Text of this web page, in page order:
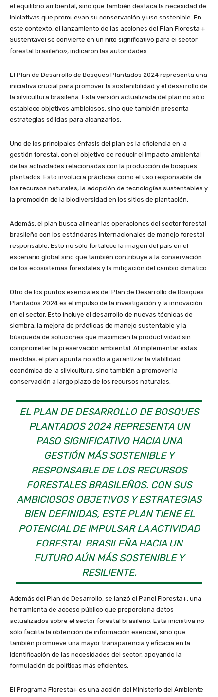
el equilibrio ambiental, sino que también destaca la necesidad de
iniciativas que promuevan su conservación y uso sostenible. En
este contexto, el lanzamiento de las acciones del Plan Floresta +
Sustentável se convierte en un hito significativo para el sector
forestal brasileño», indicaron las autoridades
El Plan de Desarrollo de Bosques Plantados 2024 representa una
iniciativa crucial para promover la sostenibilidad y el desarrollo de
la silvicultura brasileña. Esta versión actualizada del plan no sólo
establece objetivos ambiciosos, sino que también presenta
estrategias sólidas para alcanzarlos.
Uno de los principales énfasis del plan es la eficiencia en la
gestión forestal, con el objetivo de reducir el impacto ambiental
de las actividades relacionadas con la producción de bosques
plantados. Esto involucra prácticas como el uso responsable de
los recursos naturales, la adopción de tecnologías sustentables y
la promoción de la biodiversidad en los sitios de plantación.
Además, el plan busca alinear las operaciones del sector forestal
brasileño con los estándares internacionales de manejo forestal
responsable. Esto no sólo fortalece la imagen del país en el
escenario global sino que también contribuye a la conservación
de los ecosistemas forestales y la mitigación del cambio climático.
Otro de los puntos esenciales del Plan de Desarrollo de Bosques
Plantados 2024 es el impulso de la investigación y la innovación
en el sector. Esto incluye el desarrollo de nuevas técnicas de
siembra, la mejora de prácticas de manejo sustentable y la
búsqueda de soluciones que maximicen la productividad sin
comprometer la preservación ambiental. Al implementar estas
medidas, el plan apunta no sólo a garantizar la viabilidad
económica de la silvicultura, sino también a promover la
conservación a largo plazo de los recursos naturales.
EL PLAN DE DESARROLLO DE BOSQUES
PLANTADOS 2024 REPRESENTA UN
PASO SIGNIFICATIVO HACIA UNA
GESTIÓN MÁS SOSTENIBLE Y
RESPONSABLE DE LOS RECURSOS
FORESTALES BRASILEÑOS. CON SUS
AMBICIOSOS OBJETIVOS Y ESTRATEGIAS
BIEN DEFINIDAS, ESTE PLAN TIENE EL
POTENCIAL DE IMPULSAR LA ACTIVIDAD
FORESTAL BRASILEÑA HACIA UN
FUTURO AÚN MÁS SOSTENIBLE Y
RESILIENTE.
Además del Plan de Desarrollo, se lanzó el Panel Floresta+, una
herramienta de acceso público que proporciona datos
actualizados sobre el sector forestal brasileño. Esta iniciativa no
sólo facilita la obtención de información esencial, sino que
también promueve una mayor transparencia y eficacia en la
identificación de las necesidades del sector, apoyando la
formulación de políticas más eficientes.
El Programa Floresta+ es una acción del Ministerio del Ambiente